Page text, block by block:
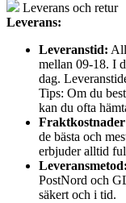
Leverans och retur
Leverans:
Leveranstid:
mellan 09-18. I
dag.
Tips: Om du
kan du ofta
de bästa och
erbjuder alltid
Leveransmetod:
PostNord och
säkert och i tid.